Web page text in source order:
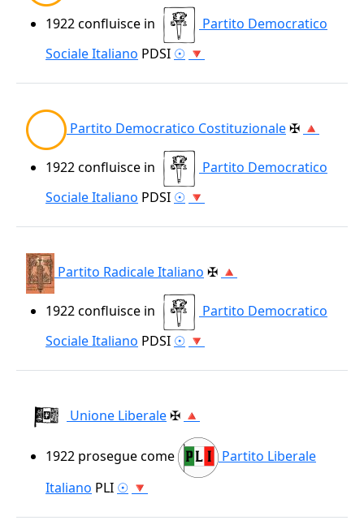
1922confluisce in
Partito Democratico
Sociale Italiano PDSI ☉ 🔻
Partito Democratico Costituzionale✠ 🔺
1922confluisce in
Partito Democratico
Sociale Italiano PDSI ☉ 🔻
Partito Radicale Italiano ✠ 🔺
1922confluisce in
Partito Democratico
Sociale Italiano PDSI ☉ 🔻
Unione Liberale✠ 🔺
1922 prosegue come
Partito Liberale
Italiano PLI ☉ 🔻